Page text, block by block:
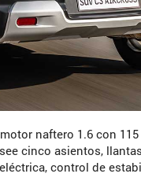
naftero 1.6 con
cinco asientos,
control de